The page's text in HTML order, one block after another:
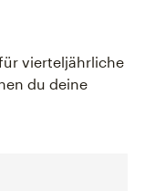
vierteljährliche
du deine